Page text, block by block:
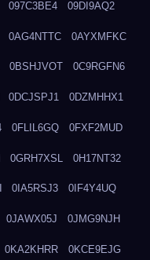
097C3BE4 09DI9AQ2
0AG4NTTC 0AYXMFKC
0BSHJVOT 0C9RGFN6
0DCJSPJ1 0DZMHHX1
0FLIL6GQ 0FXF2MUD
0GRH7XSL 0H17NT32
0IA5RSJ3 0IF4Y4UQ
0JAWX05J 0JMG9NJH
0KA2KHRR 0KCE9EJG